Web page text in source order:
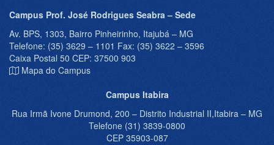
Campus Prof. José Rodrigues Seabra – Sede
Av. BPS, 1303, Bairro Pinheirinho, Itajubá – MG
Telefone: (35) 3629 – 1101 Fax: (35) 3622 – 3596
Caixa Postal 50 CEP: 37500 903
Mapa do Campus
Campus Itabira
Rua Irmã Ivone Drumond, 200 – Distrito Industrial II,Itabira – MG
Telefone (31) 3839-0800
CEP 35903-087